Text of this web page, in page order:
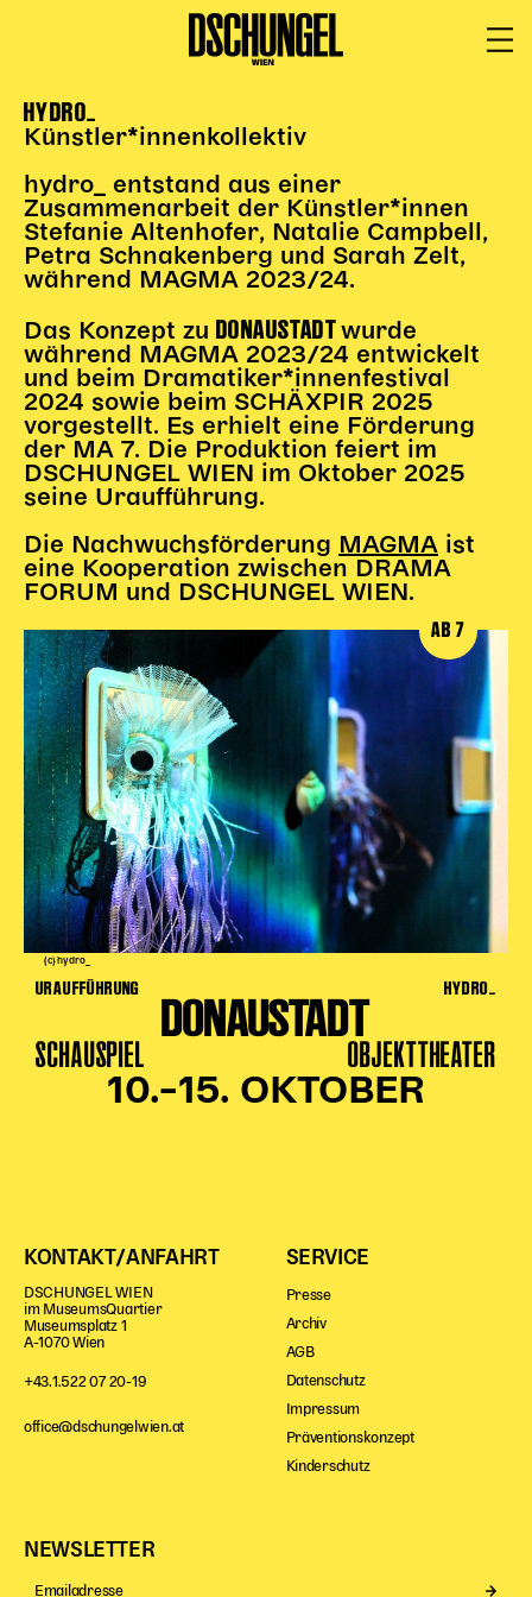
PROGRAMM
Vorstellungen
Festivals
Wild & Schön Festival
Extras
Available for Touring
Archiv
MITSPIELEN
Macht Wahn Sinn
Kinder Kunst
Abenteuernacht
Kinder-Redaktion
Junge Kunst
Next Generation
Angewandte + DSCHUNGEL WIEN
MAGMA 25/26
Dramaturgie + Stadt
Theaterwerkstätten
PÄDAGOGIK
Rund um den Vorstellungsbesuch
Begleitmaterial
Vorstellungen für pädagogische Institutionen
Angebote für Pädagog*innen
Open House
DIGITALE BÜHNE
HYDRO_
Künstler*innenkollektiv
hydro_ entstand aus einer
Zusammenarbeit der Künstler*innen
Stefanie Altenhofer, Natalie Campbell,
Petra Schnakenberg und Sarah Zelt,
während MAGMA 2023/24.
Das Konzept zu DONAUSTADTwurde
während MAGMA 2023/24 entwickelt
und beim Dramatiker*innenfestival
2024 sowie beim SCHÄXPIR 2025
vorgestellt. Es erhielt eine Förderung
der MA 7. Die Produktion feiert im
DSCHUNGEL WIEN im Oktober 2025
seine Uraufführung.
Die Nachwuchsförderung MAGMA ist
eine Kooperation zwischen DRAMA
FORUM und DSCHUNGEL WIEN.
(c) hydro_
AB 7
URAUFFÜHRUNG HYDRO_
DONAUSTADT
SCHAUSPIEL OBJEKTTHEATER
10.–15. OKTOBER
KONTAKT/ANFAHRT
DSCHUNGEL WIEN
im MuseumsQuartier
Museumsplatz 1
A-1070 Wien
+43.1.522 07 20-19
office@dschungelwien.at
SERVICE
Presse
Archiv
AGB
Datenschutz
Impressum
Präventionskonzept
Kinderschutz
NEWSLETTER